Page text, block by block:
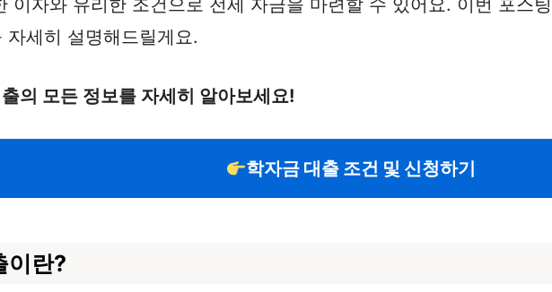
자세히 설명해드릴게요.
의 모든 정보를 자세히 알아보세요!
학자금 대출 조건 및 신청하기
이란?